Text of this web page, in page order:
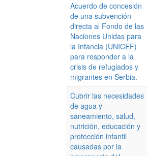
Acuerdo de concesión
de una subvención
directa al Fondo de las
Naciones Unidas para
la Infancia (UNICEF)
para responder a la
crisis de refugiados y
migrantes en Serbia.
Cubrir las necesidades
de agua y
saneamiento, salud,
nutrición, educación y
protección infantil
causadas por la